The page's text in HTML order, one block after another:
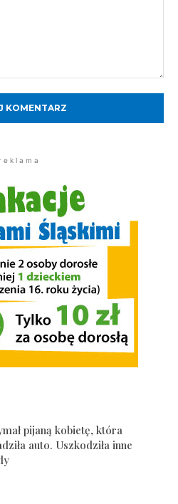
e k l a m a
pijaną kobietę, która
auto. Uszkodziła inne